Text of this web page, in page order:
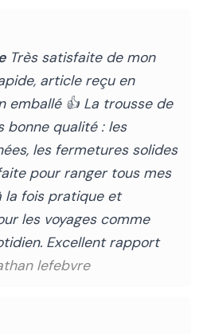
Très satisfaite de mon
article reçu en
emballé 👍 La trousse de
qualité : les
les fermetures solides
pour ranger tous mes
la fois pratique et
les voyages comme
Excellent rapport
lefebvre